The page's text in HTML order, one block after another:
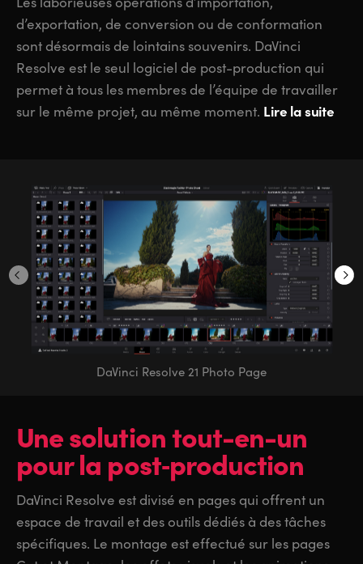
d’exportation, de conversion ou de conformation
sont désormais de lointains souvenirs. DaVinci
Resolve est le seul logiciel de post-production qui
permet à tous les membres de l’équipe de travailler
sur le même projet, au même moment. Lire la suite
DaVinci Resolve 21 Photo Page
Une solution tout-en-un
pour la post‑production
DaVinci Resolve est divisé en pages qui offrent un
espace de travail et des outils dédiés à des tâches
spécifiques. Le montage est effectué sur les pages